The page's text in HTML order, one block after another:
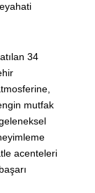
34
mutfak
acenteleri